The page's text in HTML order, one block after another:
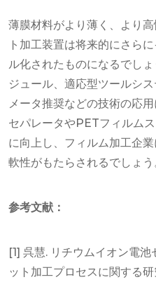
薄膜材料がより薄く、より
ト加工装置は将来的にさら
ル化されたものになるでし
ジュール、適応型ツールシ
メータ推奨などの技術の応
セパレータやPETフィルム
に向上し、フィルム加工企
軟性がもたらされるでしょう
参考文献：
[1] 呉慧. リチウムイオン電
ット加工プロセスに関する